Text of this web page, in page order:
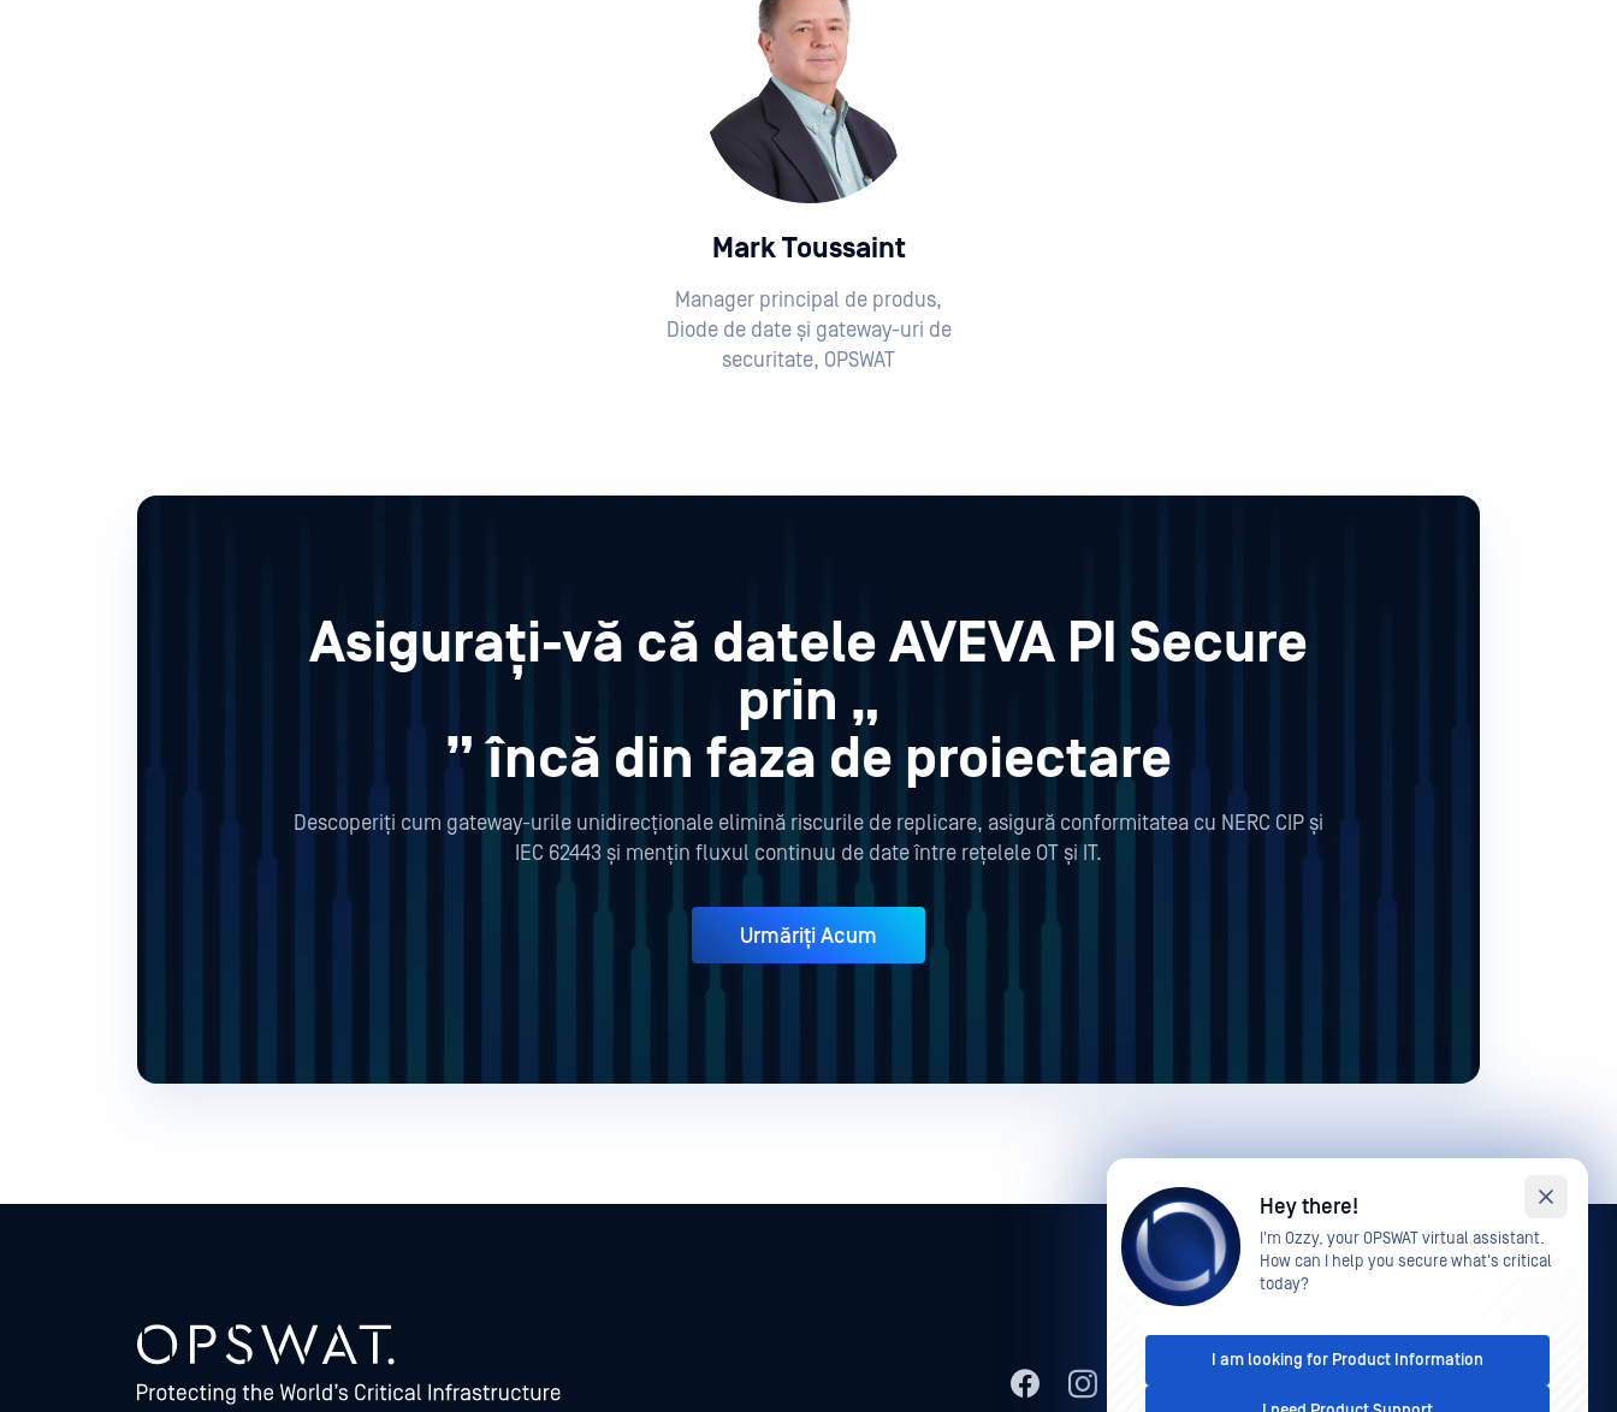
Mark Toussaint
Manager principal de produs,
Diode de date și gateway-uri de
securitate, OPSWAT
Asigurați-vă că datele AVEVA PI Secure
prin „
” încă din faza de proiectare
Descoperiți cum gateway-urile unidirecționale elimină riscurile de replicare, asigură conformitatea cu NERC CIP și
IEC 62443 și mențin fluxul continuu de date între rețelele OT și IT.
Urmăriți Acum
Hey there!
I'm Ozzy, your OPSWAT virtual assistant.
How can I help you secure what's critical
today?
I am looking for Product Information